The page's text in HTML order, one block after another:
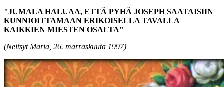
"JUMALA HALUAA, ETTÄ PYHÄ JOSEPH SAATAISIIN
KUNNIOITTAMAAN ERIKOISELLA TAVALLA
KAIKKIEN MIESTEN OSALTA"
(Neitsyt Maria, 26. marraskuuta 1997)